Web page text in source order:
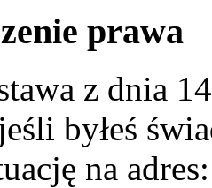
prawa
z dnia
byłeś
na